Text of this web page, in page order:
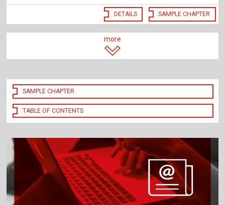
DETAILS SAMPLE CHAPTER
more
SAMPLE CHAPTER
TABLE OF CONTENTS